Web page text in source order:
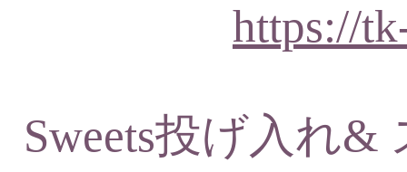
https://
Sweets投げ入れ